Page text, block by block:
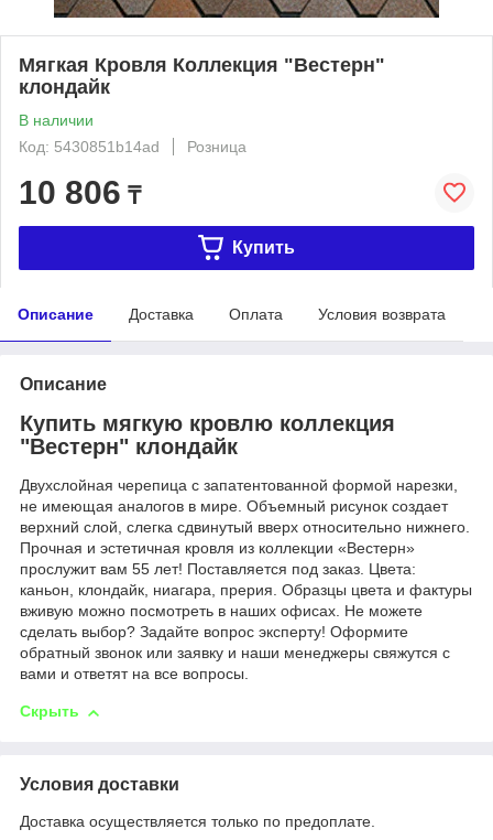
Мягкая Кровля Коллекция "Вестерн"
клондайк
В наличии
Код: 5430851b14ad
Розница
10 806 ₸
Купить
Описание Доставка Оплата Условия возврата
Описание
Купить мягкую кровлю коллекция
"Вестерн" клондайк
Двухслойная черепица с запатентованной формой нарезки,
не имеющая аналогов в мире. Объемный рисунок создает
верхний слой, слегка сдвинутый вверх относительно нижнего.
Прочная и эстетичная кровля из коллекции «Вестерн»
прослужит вам 55 лет! Поставляется под заказ. Цвета:
каньон, клондайк, ниагара, прерия. Образцы цвета и фактуры
вживую можно посмотреть в наших офисах. Не можете
сделать выбор? Задайте вопрос эксперту! Оформите
обратный звонок или заявку и наши менеджеры свяжутся с
вами и ответят на все вопросы.
Скрыть
Условия доставки
Доставка осуществляется только по предоплате.